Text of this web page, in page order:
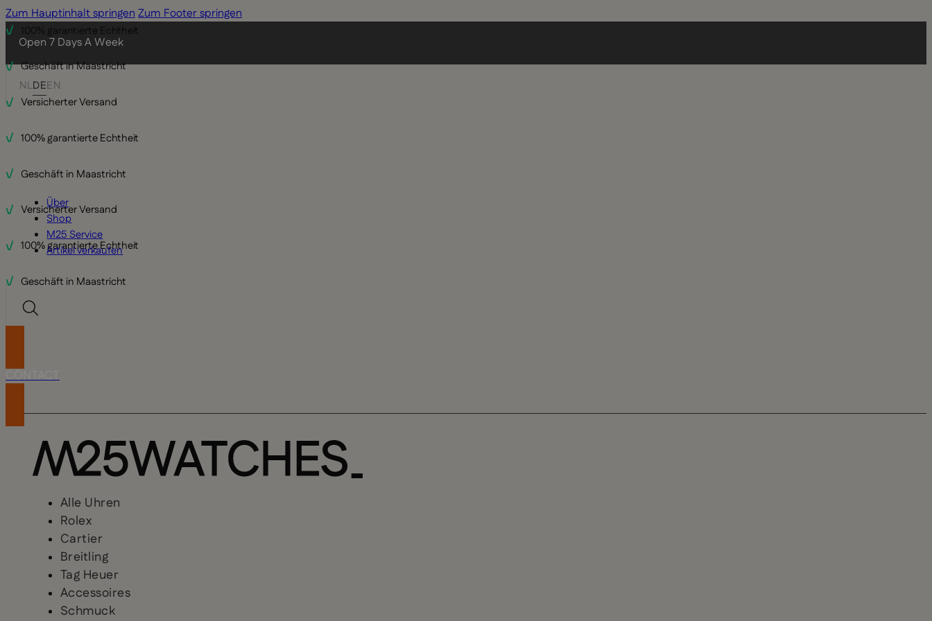
Zum Hauptinhalt springenZum Footer springen
Open 7 Days A Week
NLDEEN
100% garantierte Echtheit
Geschäft in Maastricht
Versicherter Versand
100% garantierte Echtheit
Geschäft in Maastricht
Versicherter Versand
100% garantierte Echtheit
Geschäft in Maastricht
Über
Shop
M25 Service
Artikel verkaufen
CONTACT
Alle Uhren
Rolex
Cartier
Breitling
Tag Heuer
Accessoires
Schmuck